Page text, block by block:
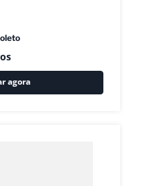
agora